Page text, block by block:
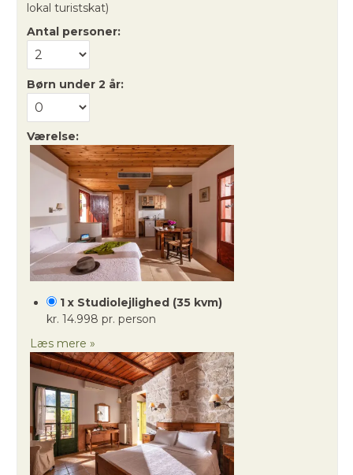
lokal turistskat)
Antal personer:
Børn under 2 år:
Værelse:
1 x Studiolejlighed (35 kvm)
kr. 14.998 pr. person
Læs mere »